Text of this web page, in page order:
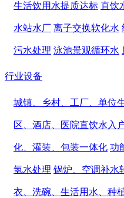
生活饮用水提质达标 直饮
水站水厂 离子交换软化水
污水处理 泳池景观循环水
行业设备
城镇、乡村、工厂、单位
区、酒店、医院直饮水入
化、灌装、包装一体化 功
氢水处理 锅炉、空调补水
衣、洗碗、生活用水、种